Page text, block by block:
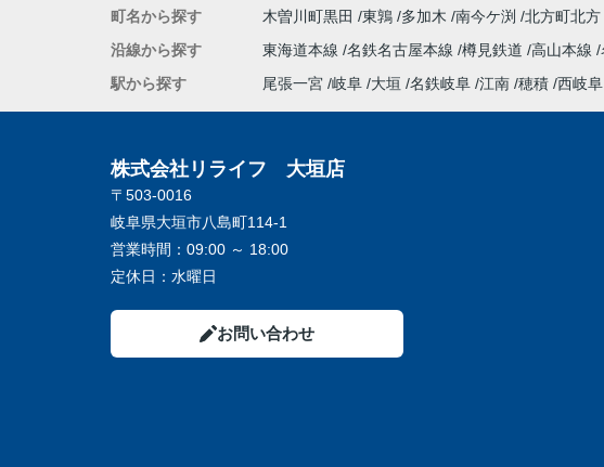
町名から探す
木曽川町黒田 東鶉 多加木 南今ケ渕 北方町北方
沿線から探す
東海道本線 名鉄名古屋本線 樽見鉄道 高山本線
駅から探す
尾張一宮 岐阜 大垣 名鉄岐阜 江南 穂積 西岐阜
株式会社リライフ 大垣店
〒503-0016
岐阜県大垣市八島町114-1
営業時間： 09:00 ～ 18:00
定休日： 水曜日
お問い合わせ